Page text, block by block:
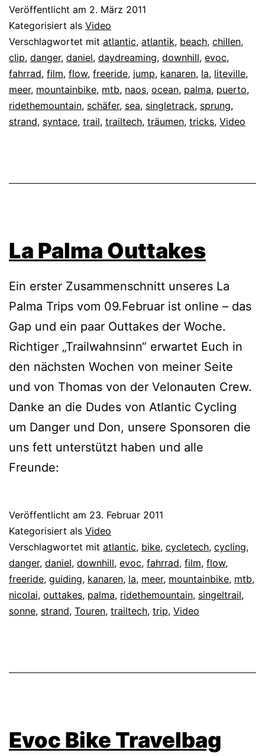
Veröffentlicht am 2. März 2011
Kategorisiert als Video
Verschlagwortet mit atlantic, atlantik, beach, chillen,
clip, danger, daniel, daydreaming, downhill, evoc,
fahrrad, film, flow, freeride, jump, kanaren, la, liteville,
meer, mountainbike, mtb, naos, ocean, palma, puerto,
ridethemountain, schäfer, sea, singletrack, sprung,
strand, syntace, trail, trailtech, träumen, tricks, Video
La Palma Outtakes
Ein erster Zusammenschnitt unseres La
Palma Trips vom 09.Februar ist online – das
Gap und ein paar Outtakes der Woche.
Richtiger „Trailwahnsinn“ erwartet Euch in
den nächsten Wochen von meiner Seite
und von Thomas von der Velonauten Crew.
Danke an die Dudes von Atlantic Cycling
um Danger und Don, unsere Sponsoren die
uns fett unterstützt haben und alle
Freunde:
Veröffentlicht am 23. Februar 2011
Kategorisiert als Video
Verschlagwortet mit atlantic, bike, cycletech, cycling,
danger, daniel, downhill, evoc, fahrrad, film, flow,
freeride, guiding, kanaren, la, meer, mountainbike, mtb,
nicolai, outtakes, palma, ridethemountain, singeltrail,
sonne, strand, Touren, trailtech, trip, Video
Evoc Bike Travelbag